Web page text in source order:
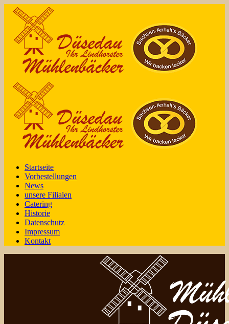
Startseite
Vorbestellungen
News
unsere Filialen
Catering
Historie
Datenschutz
Impressum
Kontakt